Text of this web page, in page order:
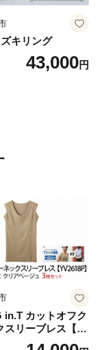
キリング
43,000円
in.T カットオフク
スリーブレス【Y
サイズ クリアベ